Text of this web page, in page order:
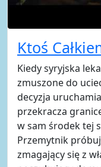
Ktoś
Kiedy syryjska
zmuszone do
decyzja
przekracza
w sam środek tej
Przemytnik
zmagający się z